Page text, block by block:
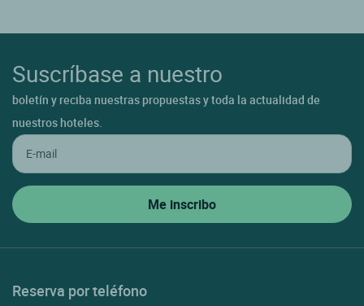
Suscríbase a nuestro
boletín y reciba nuestras propuestas y toda la actualidad de
nuestros hoteles.
Reserva por teléfono